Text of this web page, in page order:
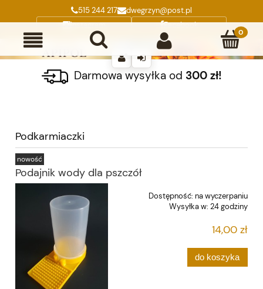
515 244 217
dwegrzyn@post.pl
Instagram
Facebook
Darmowa wysyłka od 300 zł!
Podkarmiaczki
Podajnik wody dla pszczół
Dostępność: na wyczerpaniu
Wysyłka w: 24 godziny
14,00 zł
do koszyka
nowość